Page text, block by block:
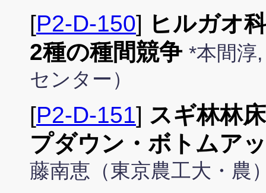
[P2-D-150] ヒルガオ
2種の種間競争 *本間淳
センター）
[P2-D-151] スギ林林
プダウン・ボトムア
藤南恵（東京農工大・農